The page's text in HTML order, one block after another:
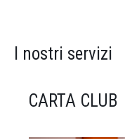
I nostri servizi
CARTA CLUB